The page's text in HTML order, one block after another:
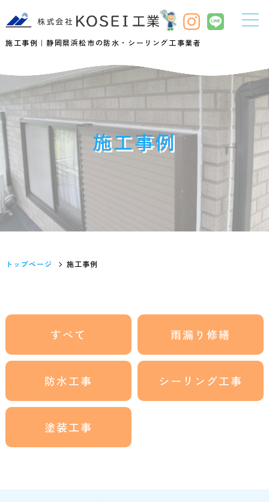
施工事例｜静岡県浜松市の防水・シーリング工事業者
施工事例
トップページ 施工事例
すべて 雨漏り修繕
防水工事 シーリング工事
塗装工事